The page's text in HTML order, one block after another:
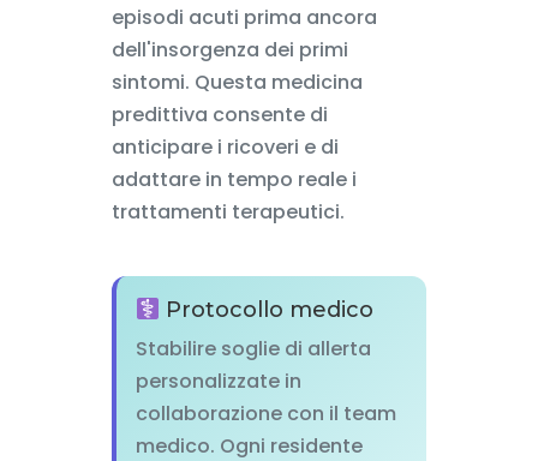
episodi acuti prima ancora
dell'insorgenza dei primi
sintomi. Questa medicina
predittiva consente di
anticipare i ricoveri e di
adattare in tempo reale i
trattamenti terapeutici.
Protocollo medico
Stabilire soglie di allerta
personalizzate in
collaborazione con il team
medico. Ogni residente